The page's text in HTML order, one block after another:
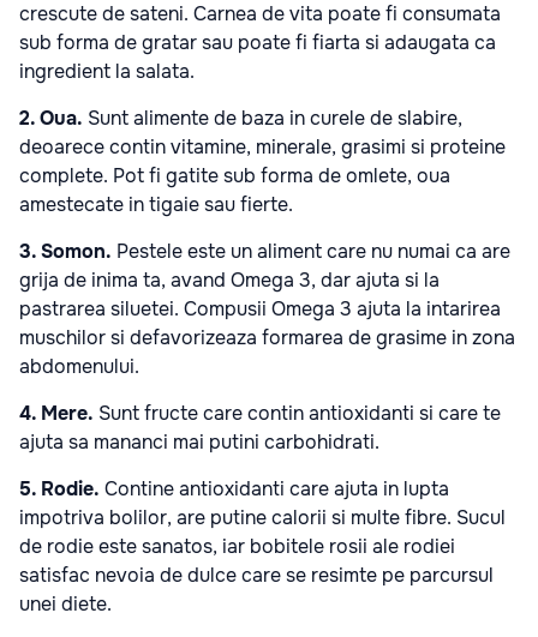
crescute de sateni. Carnea de vita poate fi consumata
sub forma de gratar sau poate fi fiarta si adaugata ca
ingredient la salata.
2. Oua. Sunt alimente de baza in curele de slabire,
deoarece contin vitamine, minerale, grasimi si proteine
complete. Pot fi gatite sub forma de omlete, oua
amestecate in tigaie sau fierte.
3. Somon. Pestele este un aliment care nu numai ca are
grija de inima ta, avand Omega 3, dar ajuta si la
pastrarea siluetei. Compusii Omega 3 ajuta la intarirea
muschilor si defavorizeaza formarea de grasime in zona
abdomenului.
4. Mere. Sunt fructe care contin antioxidanti si care te
ajuta sa mananci mai putini carbohidrati.
5. Rodie. Contine antioxidanti care ajuta in lupta
impotriva bolilor, are putine calorii si multe fibre. Sucul
de rodie este sanatos, iar bobitele rosii ale rodiei
satisfac nevoia de dulce care se resimte pe parcursul
unei diete.